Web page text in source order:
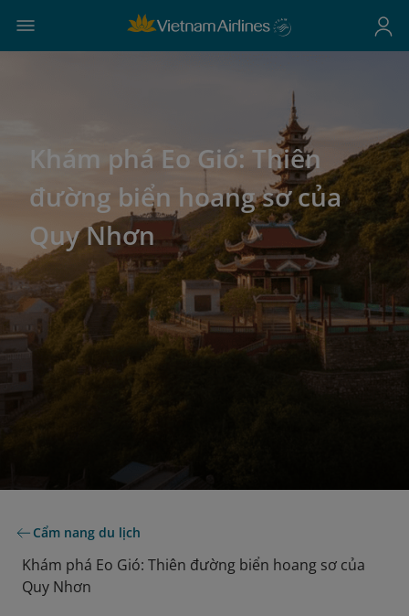
Khám phá Eo Gió: Thiên
đường biển hoang sơ của
Quy Nhơn
Cẩm nang du lịch
Khám phá Eo Gió: Thiên đường biển hoang sơ của
Quy Nhơn